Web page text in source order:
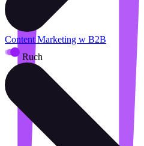
Content Marketing w B2B
Ruch